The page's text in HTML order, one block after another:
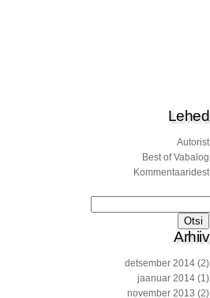
Lehed
Autorist
Best of Vabalog
Kommentaaridest
Arhiiv
detsember 2014 (2)
jaanuar 2014 (1)
november 2013 (2)